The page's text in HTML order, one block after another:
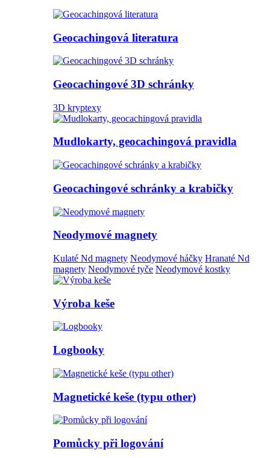
Geocachingová literatura
Geocachingové 3D schránky
3D kryptexy
Mudlokarty, geocachingová pravidla
Geocachingové schránky a krabičky
Neodymové magnety
Kulaté Nd magnety Neodymové háčky Hranaté Nd
magnety Neodymové tyče Neodymové kostky
Výroba keše
Logbooky
Magnetické keše (typu other)
Pomůcky při logování